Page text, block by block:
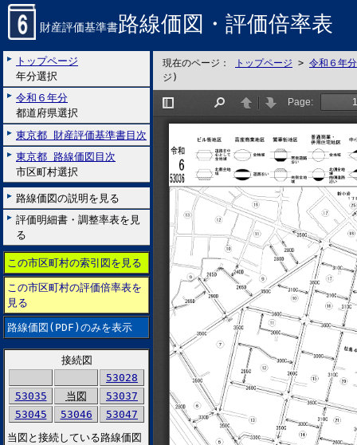
財産評価基準書路線価図・評価倍率表
トップページ
年分選択
令和６年分
都道府県選択
東京都 財産評価基準書目次
東京都 路線価図目次
市区町村選択
路線価図の説明を見る
評価明細書・調整率表を見
る
この市区町村の索引図を見る
この市区町村の評価倍率表を
見る
路線価図(PDF)のみを表示
接続図
53028
53035
当図
53037
53045
53046
53047
当図と接続している路線価図
現在のページ： トップページ > 令和６年分
ジ)